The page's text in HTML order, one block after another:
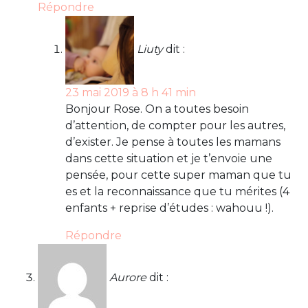
Répondre
Liuty dit :
23 mai 2019 à 8 h 41 min
Bonjour Rose. On a toutes besoin
d’attention, de compter pour les autres,
d’exister. Je pense à toutes les mamans
dans cette situation et je t’envoie une
pensée, pour cette super maman que tu
es et la reconnaissance que tu mérites (4
enfants + reprise d’études : wahouu !).
Répondre
Aurore dit :